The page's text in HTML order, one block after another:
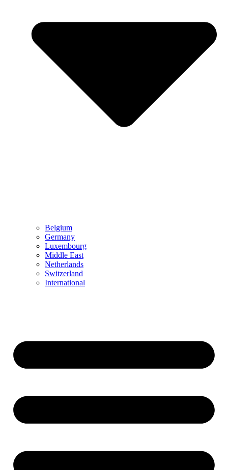
Belgium
Germany
Luxembourg
Middle East
Netherlands
Switzerland
International